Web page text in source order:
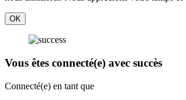
OK
Vous êtes connecté(e) avec succès
Connecté(e) en tant que